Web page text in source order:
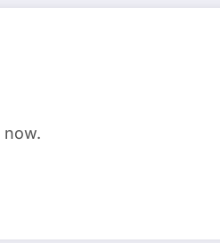
now.